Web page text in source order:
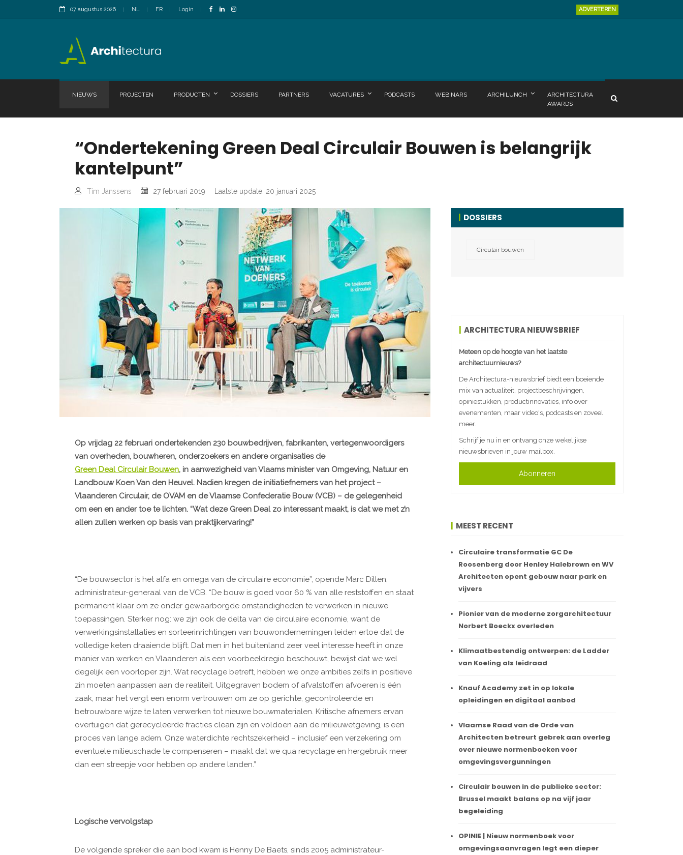
07 augustus 2026 NL FR Login ADVERTEREN
NIEUWS PROJECTEN PRODUCTEN DOSSIERS PARTNERS VACATURES PODCASTS WEBINARS ARCHILUNCH
ARCHITECTURA
AWARDS
“Ondertekening Green Deal Circulair Bouwen is belangrijk
kantelpunt”
Tim Janssens 27 februari 2019 Laatste update: 20 januari 2025
Op vrijdag 22 februari ondertekenden 230 bouwbedrijven, fabrikanten, vertegenwoordigers
van overheden, bouwheren, onderzoekers en andere organisaties de
Green Deal Circulair Bouwen, in aanwezigheid van Vlaams minister van Omgeving, Natuur en
Landbouw Koen Van den Heuvel. Nadien kregen de initiatiefnemers van het project –
Vlaanderen Circulair, de OVAM en de Vlaamse Confederatie Bouw (VCB) – de gelegenheid
om een en ander toe te lichten. “Wat deze Green Deal zo interessant maakt, is dat we met z’n
allen zullen werken op basis van praktijkervaring!”
“De bouwsector is het alfa en omega van de circulaire economie”, opende Marc Dillen,
administrateur-generaal van de VCB. “De bouw is goed voor 60 % van alle reststoffen en staat
permanent klaar om ze onder gewaarborgde omstandigheden te verwerken in nieuwe
toepassingen. Sterker nog: we zijn ook de delta van de circulaire economie, want de
verwerkingsinstallaties en sorteerinrichtingen van bouwondernemingen leiden ertoe dat de
volledige keten draaiende blijft. Dat men in het buitenland zeer veel interesse heeft in onze
manier van werken en Vlaanderen als een voorbeeldregio beschouwt, bewijst dat we wel
degelijk een voorloper zijn. Wat recyclage betreft, hebben we onze ambities zelfs in positieve
zin moeten aanpassen aan de realiteit. Uitgegraven bodem of afvalstoffen afvoeren is één
zaak, maar het vergt een enorm vertrouwen om ze op gerichte, gecontroleerde en
betrouwbare wijze te laten verwerken tot nieuwe bouwmaterialen. Kritische afnemers ervan
overtuigen dat gerecycleerde fracties clean zijn en voldoen aan de milieuwetgeving, is een
proces van lange adem. Onze waterdichte rechtszekerheid – inclusief een verzekering om
eventuele milieuschade te compenseren – maakt dat we qua recyclage en hergebruik meer
dan een streepje voor hebben op andere landen.”
Logische vervolgstap
De volgende spreker die aan bod kwam is Henny De Baets, sinds 2005 administrateur-
DOSSIERS
Circulair bouwen
ARCHITECTURA NIEUWSBRIEF
Meteen op de hoogte van het laatste
architectuurnieuws?
De Architectura-nieuwsbrief biedt een boeiende
mix van actualiteit, projectbeschrijvingen,
opiniestukken, productinnovaties, info over
evenementen, maar video's, podcasts en zoveel
meer.
Schrijf je nu in en ontvang onze wekelijkse
nieuwsbrieven in jouw mailbox.
Abonneren
MEEST RECENT
Circulaire transformatie GC De
Roosenberg door Henley Halebrown en WV
Architecten opent gebouw naar park en
vijvers
Pionier van de moderne zorgarchitectuur
Norbert Boeckx overleden
Klimaatbestendig ontwerpen: de Ladder
van Koeling als leidraad
Knauf Academy zet in op lokale
opleidingen en digitaal aanbod
Vlaamse Raad van de Orde van
Architecten betreurt gebrek aan overleg
over nieuwe normenboeken voor
omgevingsvergunningen
Circulair bouwen in de publieke sector:
Brussel maakt balans op na vijf jaar
begeleiding
OPINIE | Nieuw normenboek voor
omgevingsaanvragen legt een dieper